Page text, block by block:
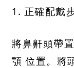
1. 正確配戴
將鼻鼾頭帶
顎 位置。將